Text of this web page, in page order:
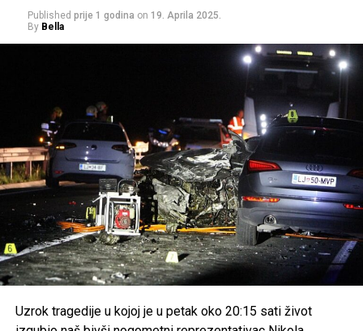
Published prije 1 godina on 19. Aprila 2025.
By Bella
Uzrok tragedije u kojoj je u petak oko 20:15 sati život